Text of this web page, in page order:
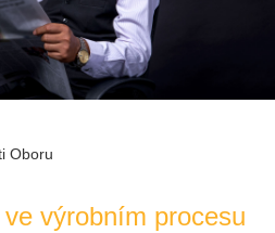
Oboru
výrobním procesu